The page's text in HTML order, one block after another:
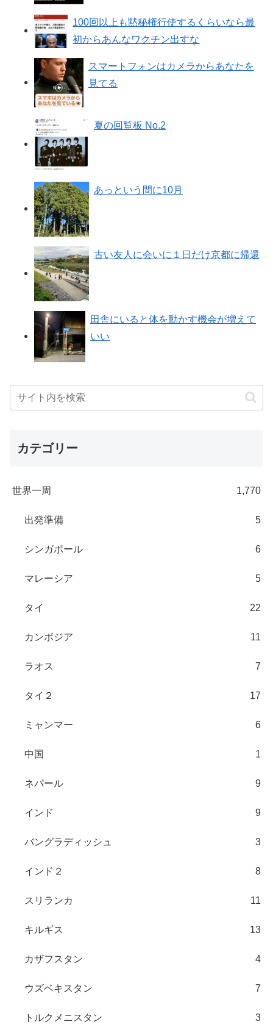
100回以上も黙秘権行使するくらいなら最
初からあんなワクチン出すな
スマートフォンはカメラからあなたを
見てる
夏の回覧板 No.2
あっという間に10月
古い友人に会いに１日だけ京都に帰還
田舎にいると体を動かす機会が増えて
いい
カテゴリー
世界一周 1,770
出発準備 5
シンガポール 6
マレーシア 5
タイ 22
カンボジア 11
ラオス 7
タイ２ 17
ミャンマー 6
中国 1
ネパール 9
インド 9
バングラディッシュ 3
インド２ 8
スリランカ 11
キルギス 13
カザフスタン 4
ウズベキスタン 7
トルクメニスタン 3